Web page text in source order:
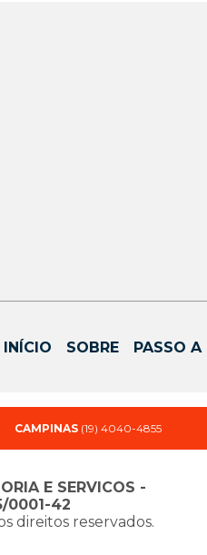
INÍCIO SOBRE PASSO A
CAMPINAS (19) 4040-4855
E SERVICOS -
0001-42
direitos reservados.